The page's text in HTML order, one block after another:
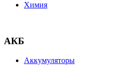
Химия
АКБ
Аккумуляторы